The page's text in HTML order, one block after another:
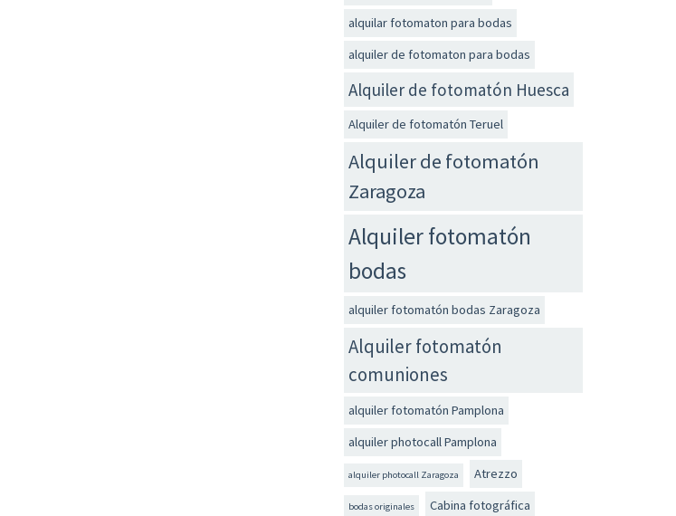
alquilar fotomaton para bodas
alquiler de fotomaton para bodas
Alquiler de fotomatón Huesca
Alquiler de fotomatón Teruel
Alquiler de fotomatón
Zaragoza
Alquiler fotomatón
bodas
alquiler fotomatón bodas Zaragoza
Alquiler fotomatón
comuniones
alquiler fotomatón Pamplona
alquiler photocall Pamplona
alquiler photocall Zaragoza Atrezzo
bodas originales Cabina fotográfica